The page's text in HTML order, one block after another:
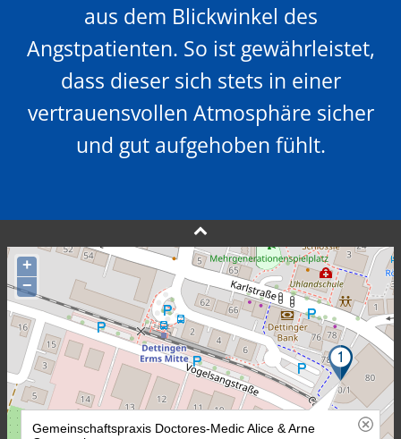
aus dem Blickwinkel des
Angstpatienten. So ist gewährleistet,
dass dieser sich stets in einer
vertrauensvollen Atmosphäre sicher
und gut aufgehoben fühlt.